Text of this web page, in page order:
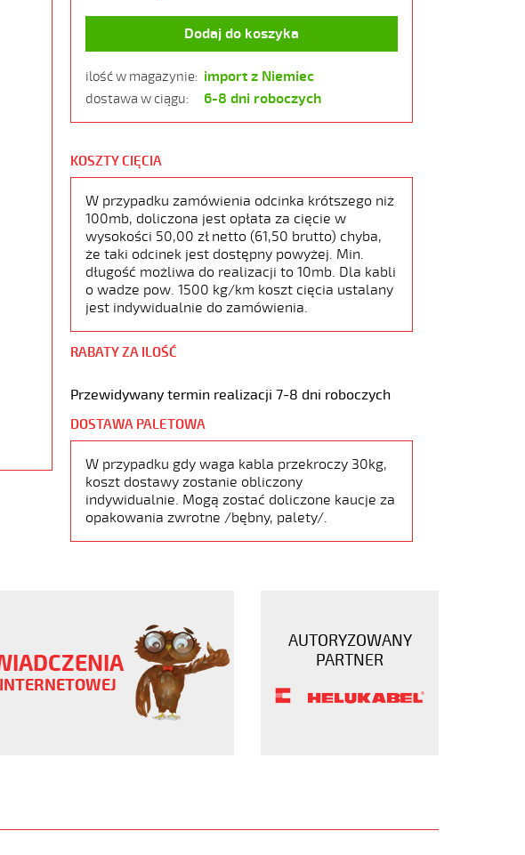
Dodaj do koszyka
ilość w magazynie: import z Niemiec
dostawa w ciągu: 6-8 dni roboczych
KOSZTY CIĘCIA
W przypadku zamówienia odcinka krótszego niż
100mb, doliczona jest opłata za cięcie w
wysokości 50,00 zł netto (61,50 brutto) chyba,
że taki odcinek jest dostępny powyżej. Min.
długość możliwa do realizacji to 10mb. Dla kabli
o wadze pow. 1500 kg/km koszt cięcia ustalany
jest indywidualnie do zamówienia.
RABATY ZA ILOŚĆ
Przewidywany termin realizacji 7-8 dni roboczych
DOSTAWA PALETOWA
W przypadku gdy waga kabla przekroczy 30kg,
koszt dostawy zostanie obliczony
indywidualnie. Mogą zostać doliczone kaucje za
opakowania zwrotne /bębny, palety/.
AUTORYZOWANY
PARTNER